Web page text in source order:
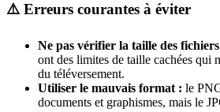
⚠️ Erreurs courantes à éviter
Ne pas vérifier la taille des
ont des limites de taille cachées qui
du téléversement.
Utiliser le mauvais format : le
documents et graphismes, mais le